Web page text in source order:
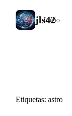
jls42
Inicio
Etiquetas: astro